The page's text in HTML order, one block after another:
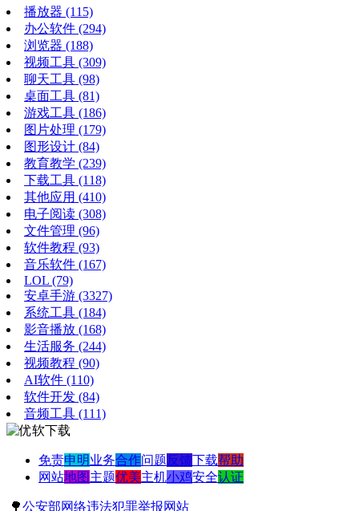
播放器 (115)
办公软件 (294)
浏览器 (188)
视频工具 (309)
聊天工具 (98)
桌面工具 (81)
游戏工具 (186)
图片处理 (179)
图形设计 (84)
教育教学 (239)
下载工具 (118)
其他应用 (410)
电子阅读 (308)
文件管理 (96)
软件教程 (93)
音乐软件 (167)
LOL (79)
安卓手游 (3327)
系统工具 (184)
影音播放 (168)
生活服务 (244)
视频教程 (90)
AI软件 (110)
软件开发 (84)
音频工具 (111)
免责申明业务合作问题反馈下载帮助
网站地图 主题优美主机小鸡安全认证
🌳公安部网络违法犯罪举报网站